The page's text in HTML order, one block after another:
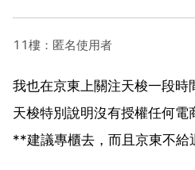
11樓：匿名使用者
我也在京東上關注天梭一段時
天梭特別說明沒有授權任何
**建議專櫃去，而且京東不給